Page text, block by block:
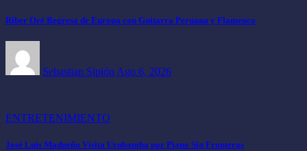
Riber Oré Regresa de Europa con Guitarra Peruana y Flamenco
Sebastian Sipión Ago 6, 2026
ENTRETENIMIENTO
José Luis Madueño Visita Urubamba por Piano Sin Fronteras